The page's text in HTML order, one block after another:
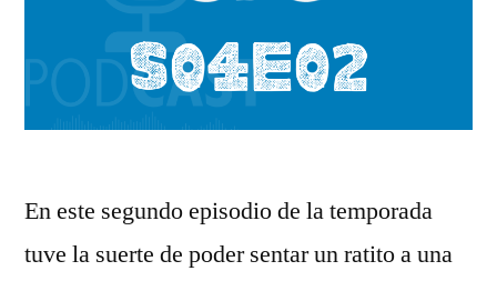
En este segundo episodio de la temporada
tuve la suerte de poder sentar un ratito a una